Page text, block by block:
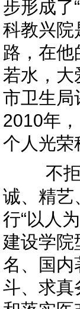
步形成了
科教兴院
路，在
若水，大
市卫生局
2010年
个人光荣
不
诚、精艺
行“以人
建设学院
名、国内
斗、求真